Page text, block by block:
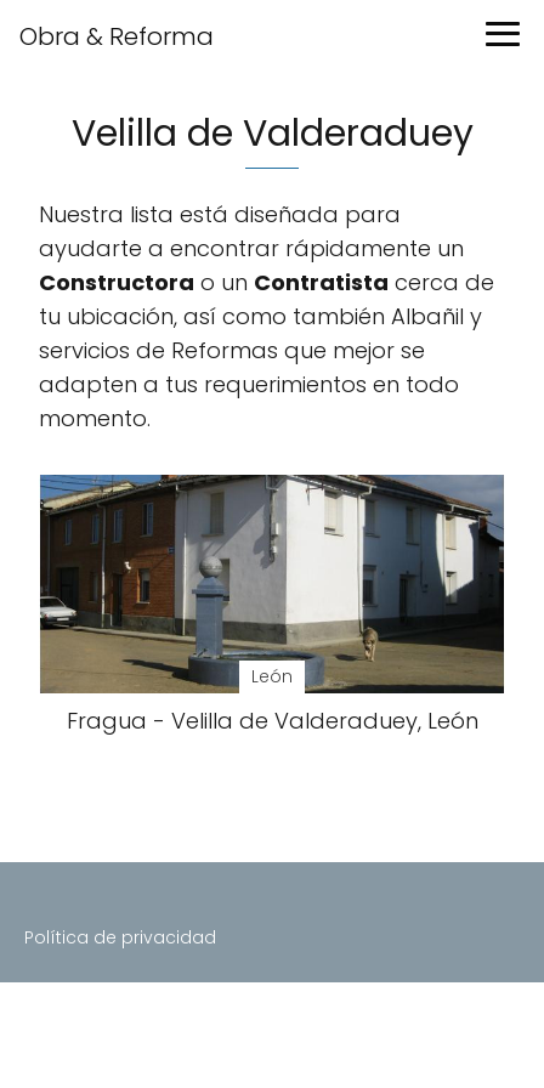
Obra & Reforma
Velilla de Valderaduey
Nuestra lista está diseñada para
ayudarte a encontrar rápidamente un
Constructora o un Contratista cerca de
tu ubicación, así como también Albañil y
servicios de Reformas que mejor se
adapten a tus requerimientos en todo
momento.
León
Fragua - Velilla de Valderaduey, León
Política de privacidad